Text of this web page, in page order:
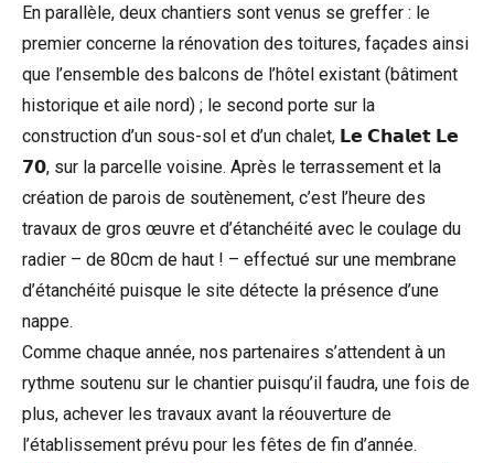
En parallèle, deux chantiers sont venus se greffer : le
premier concerne la rénovation des toitures, façades ainsi
que l’ensemble des balcons de l’hôtel existant (bâtiment
historique et aile nord) ; le second porte sur la
construction d’un sous-sol et d’un chalet, 𝗟𝗲 𝗖𝗵𝗮𝗹𝗲𝘁 𝗟𝗲
𝟳𝟬, sur la parcelle voisine. Après le terrassement et la
création de parois de soutènement, c’est l’heure des
travaux de gros œuvre et d’étanchéité avec le coulage du
radier – de 80cm de haut ! – effectué sur une membrane
d’étanchéité puisque le site détecte la présence d’une
nappe.
Comme chaque année, nos partenaires s’attendent à un
rythme soutenu sur le chantier puisqu’il faudra, une fois de
plus, achever les travaux avant la réouverture de
l’établissement prévu pour les fêtes de fin d’année.